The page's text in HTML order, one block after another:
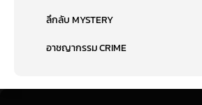
ลึกลับ MYSTERY
อาชญากรรม CRIME